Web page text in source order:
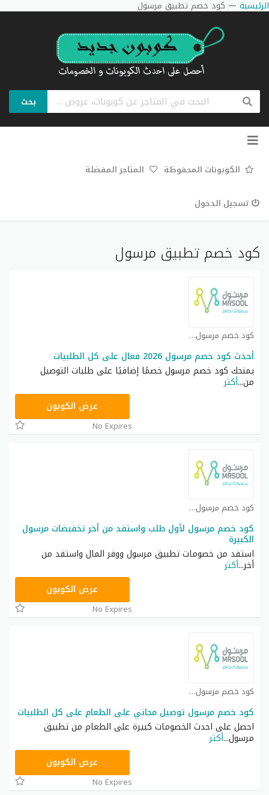
الرئيسية — كود خصم تطبيق مرسول
بحث
تخطي
الكوبونات المحفوظة المتاجر المفضلة
تسجيل الدخول
كود خصم تطبيق مرسول
كود خصم مرسول كوبون
أحدث كود خصم مرسول 2026 فعال على كل الطلبيات
يمنحك كود خصم مرسول خصمًا إضافيًا على طلبات التوصيل
من...أكثر
عرض الكوبون
No Expires
كود خصم مرسول كوبون
كود خصم مرسول لأول طلب واستفد من أخر تخفيضات مرسول
الكبيرة
استفد من خصومات تطبيق مرسول ووفر المال واستفد من
أخر...أكثر
9637E048عرض الكوبون
No Expires
كود خصم مرسول كوبون
كود خصم مرسول توصيل مجاني على الطعام على كل الطلبيات
احصل على احدث الخصومات كبيرة على الطعام من تطبيق
مرسول...أكثر
9637E048عرض الكوبون
No Expires